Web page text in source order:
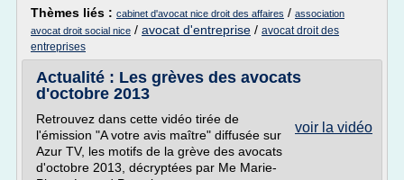
Thèmes liés : cabinet d'avocat nice droit des affaires / association
avocat droit social nice / avocat d'entreprise / avocat droit des
entreprises
Actualité : Les grèves des avocats
d'octobre 2013
voir la vidéo
Retrouvez dans cette vidéo tirée de
l'émission "A votre avis maître" diffusée sur
Azur TV, les motifs de la grève des avocats
d'octobre 2013, décryptées par Me Marie-